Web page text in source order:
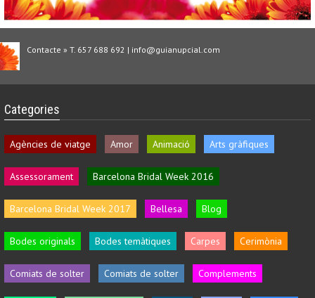
Contacte » T. 657 688 692 | info@guianupcial.com
Categories
Agències de viatge Amor Animació Arts gràfiques
Assessorament Barcelona Bridal Week 2016
Barcelona Bridal Week 2017 Bellesa Blog
Bodes originals Bodes temàtiques Carpes Cerimònia
Comiats de solter Comiats de solter Complements